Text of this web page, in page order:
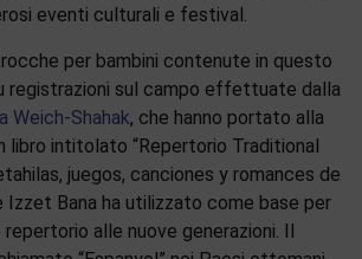
eventi culturali e festival.
per bambini contenute in questo
registrazioni sul campo effettuate dalla
Weich-Shahak, che hanno portato alla
libro intitolato “Repertorio Traditional
juegos, canciones y romances de
Izzet Bana ha utilizzato come base per
alle nuove generazioni. Il